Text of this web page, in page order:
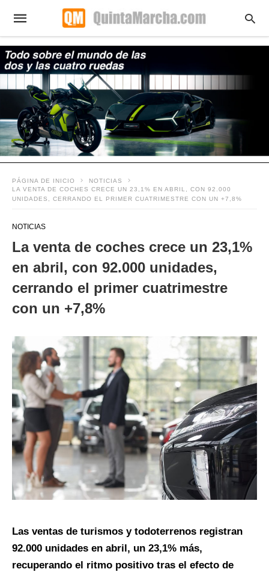
PÁGINA DE INICIO
NOTICIAS
LA VENTA DE COCHES CRECE UN 23,1% EN ABRIL, CON 92.000
UNIDADES, CERRANDO EL PRIMER CUATRIMESTRE CON UN +7,8%
NOTICIAS
La venta de coches crece un 23,1%
en abril, con 92.000 unidades,
cerrando el primer cuatrimestre
con un +7,8%
Las ventas de turismos y todoterrenos registran
92.000 unidades en abril, un 23,1% más,
recuperando el ritmo positivo tras el efecto de